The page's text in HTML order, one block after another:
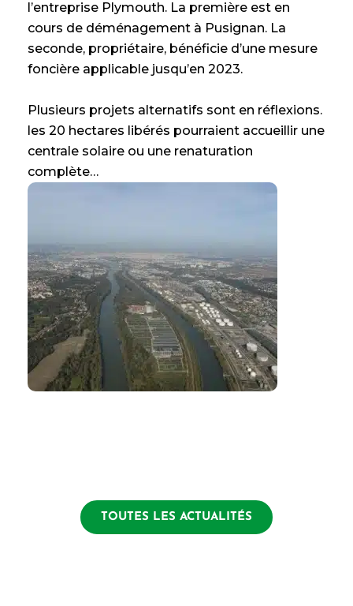
l’entreprise Plymouth. La première est en
cours de déménagement à Pusignan. La
seconde, propriétaire, bénéficie d’une mesure
foncière applicable jusqu’en 2023.
Plusieurs projets alternatifs sont en réflexions.
les 20 hectares libérés pourraient accueillir une
centrale solaire ou une renaturation
complète…
TOUTES LES ACTUALITÉS